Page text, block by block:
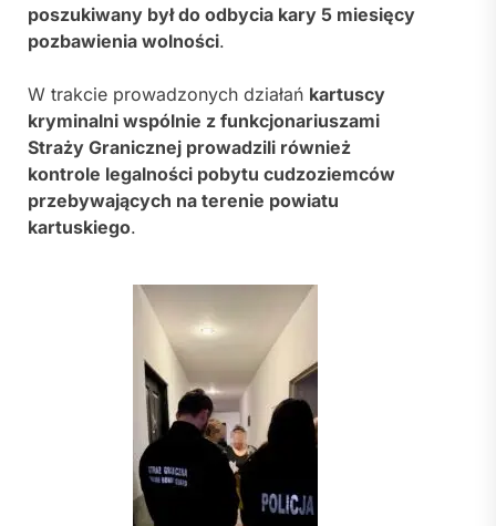
poszukiwany był do odbycia kary 5 miesięcy
pozbawienia wolności.
W trakcie prowadzonych działań kartuscy
kryminalni wspólnie z funkcjonariuszami
Straży Granicznej prowadzili również
kontrole legalności pobytu cudzoziemców
przebywających na terenie powiatu
kartuskiego.